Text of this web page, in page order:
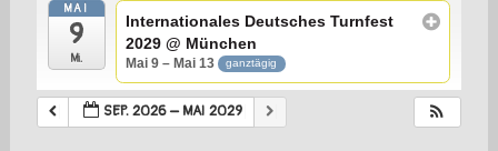
MAI
9
Mi.
Internationales Deutsches Turnfest
2029@ München
Mai 9 – Mai 13 ganztägig
SEP. 2026 – MAI 2029